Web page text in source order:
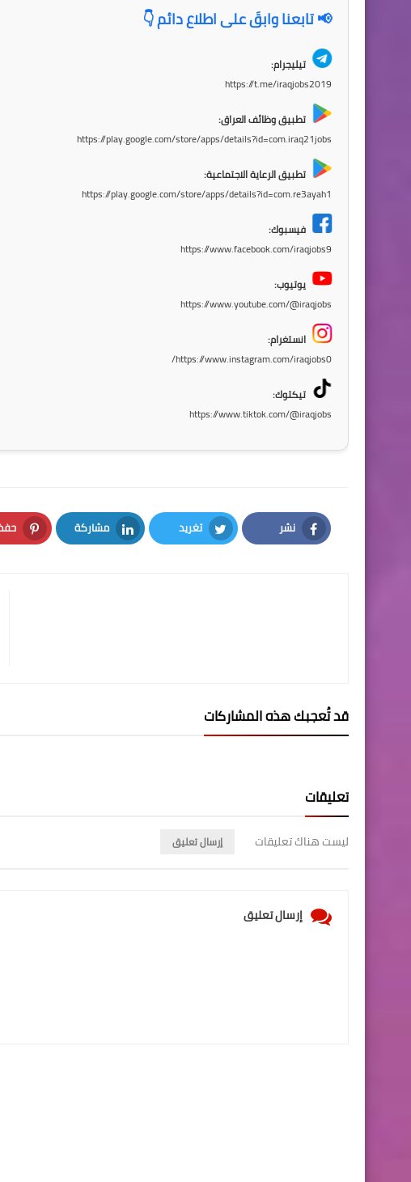
📢 تابعنا وابقَ على اطلاع دائم 👇
تيليجرام:
https://t.me/iraqjobs2019
تطبيق وظائف العراق:
https://play.google.com/store/apps/details?id=com.iraq21jobs
تطبيق الرعاية الاجتماعية:
https://play.google.com/store/apps/details?id=com.re3ayah1
فيسبوك:
https://www.facebook.com/iraqjobs9
يوتيوب:
https://www.youtube.com/@iraqjobs
انستغرام:
https://www.instagram.com/iraqjobs0/
تيكتوك:
https://www.tiktok.com/@iraqjobs
نشر
Facebook
تغريد
Twitter
مشاركة
LinkedIn
قد تُعجبك هذه المشاركات
تعليقات
ليست هناك تعليقات إرسال تعليق
إرسال تعليق